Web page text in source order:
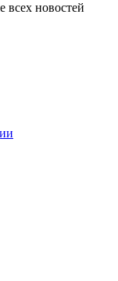
всех новостей